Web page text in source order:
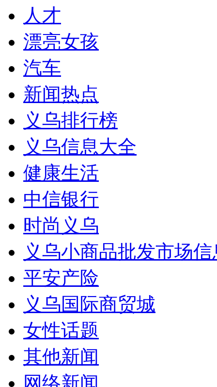
人才
漂亮女孩
汽车
新闻热点
义乌排行榜
义乌信息大全
健康生活
中信银行
时尚义乌
义乌小商品批发市场
平安产险
义乌国际商贸城
女性话题
其他新闻
网络新闻